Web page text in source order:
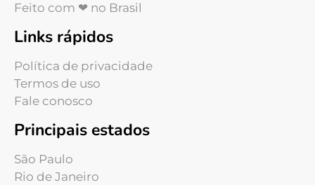
Feito com ❤ no Brasil
Links rápidos
Política de privacidade
Termos de uso
Fale conosco
Principais estados
São Paulo
Rio de Janeiro